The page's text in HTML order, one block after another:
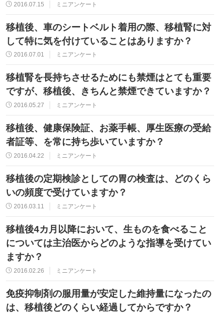
2016.07.15 ミニアンケート
移植後、車のシートベルト着用の際、移植腎に対
して特に気を付けていることはありますか？
2016.07.01 ミニアンケート
移植腎を長持ちさせるためにも禁煙はとても重要
ですが、移植後、きちんと禁煙できていますか？
2016.05.27 ミニアンケート
移植後、健康保険証、お薬手帳、厚生医療の受給
者証等、を常に持ち歩いていますか？
2016.04.22 ミニアンケート
移植後の定期検診としての胃の検査は、どのくら
いの頻度で受けていますか？
2016.03.11 ミニアンケート
移植後4カ月以降において、生ものを食べること
については主治医からどのような指導を受けてい
ますか？
2016.02.26 ミニアンケート
免疫抑制剤の服用量が安定した維持量になったの
は、移植後どのくらい経過してからですか？